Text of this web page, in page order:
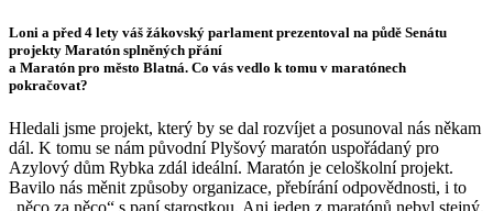
Loni a před 4 lety váš žákovský parlament prezentoval na půdě Senátu
projekty Maratón splněných přání
a Maratón pro město Blatná. Co vás vedlo k tomu v maratónech
pokračovat?
Hledali jsme projekt, který by se dal rozvíjet a posunoval nás někam
dál. K tomu se nám původní Plyšový maratón uspořádaný pro
Azylový dům Rybka zdál ideální. Maratón je celoškolní projekt.
Bavilo nás měnit způsoby organizace, přebírání odpovědnosti, i to